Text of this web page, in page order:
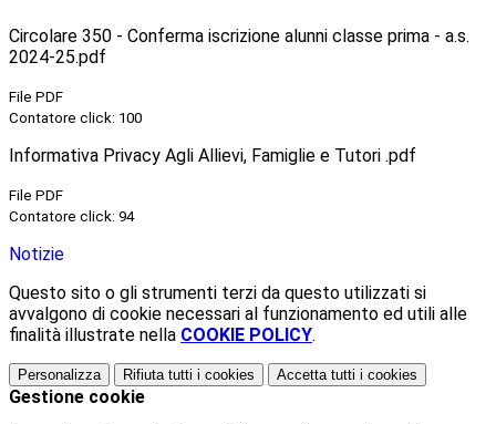
Circolare 350 - Conferma iscrizione alunni classe prima - a.s.
2024-25.pdf
File PDF
Contatore click: 100
Informativa Privacy Agli Allievi, Famiglie e Tutori .pdf
File PDF
Contatore click: 94
Notizie
Questo sito o gli strumenti terzi da questo utilizzati si
avvalgono di cookie necessari al funzionamento ed utili alle
finalità illustrate nella COOKIE POLICY.
Personalizza Rifiuta tutti i cookies Accetta tutti i cookies
Gestione cookie